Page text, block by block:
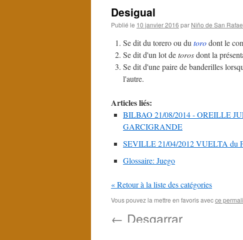
Desigual
Publié le 10 janvier 2016 par Niño de San
Se dit du torero ou du torodont le
Se dit d'un lot detorosdont la
Se dit d'une paire de banderilles
l'autre.
Articles liés:
BILBAO 21/08/2014 - OREILLE
GARCIGRANDE
SEVILLE 21/04/2012 VUELTA du
Glossaire: Juego
« Retour à la liste des catégories
Vous pouvez la mettre en favoris avecce
← Desgarrar